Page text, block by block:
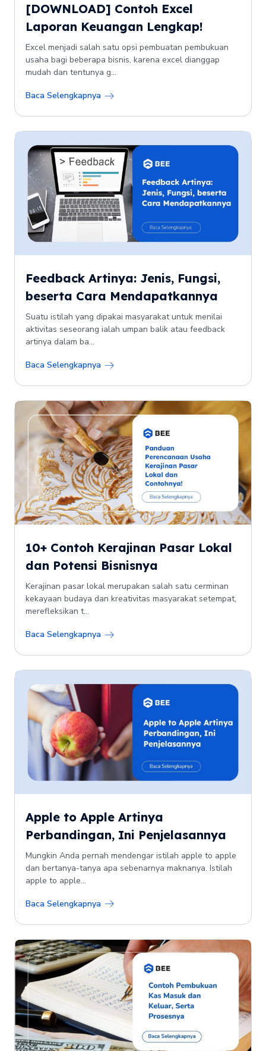
[DOWNLOAD] Contoh Excel
Laporan Keuangan Lengkap!
Excel menjadi salah satu opsi pembuatan pembukuan
usaha bagi beberapa bisnis, karena excel dianggap
mudah dan tentunya g...
Baca Selengkapnya
Feedback Artinya: Jenis, Fungsi,
beserta Cara Mendapatkannya
Suatu istilah yang dipakai masyarakat untuk menilai
aktivitas seseorang ialah umpan balik atau feedback
artinya dalam ba...
Baca Selengkapnya
10+ Contoh Kerajinan Pasar Lokal
dan Potensi Bisnisnya
Kerajinan pasar lokal merupakan salah satu cerminan
kekayaan budaya dan kreativitas masyarakat setempat,
merefleksikan t...
Baca Selengkapnya
Apple to Apple Artinya
Perbandingan, Ini Penjelasannya
Mungkin Anda pernah mendengar istilah apple to apple
dan bertanya-tanya apa sebenarnya maknanya. Istilah
apple to apple...
Baca Selengkapnya